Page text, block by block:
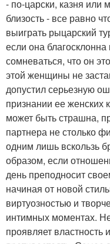
- по-царски, казня или
близость - все равно
выиграть рыцарский
если она
сомневаться, что он
этой женщины не
допустил серьезную
признании ее женских
может быть страшна,
партнера не столько
одним лишь вскользь
образом, если
день преподносит
начиная от новой
виртуозностью и
интимных моментах.
проявляет властность